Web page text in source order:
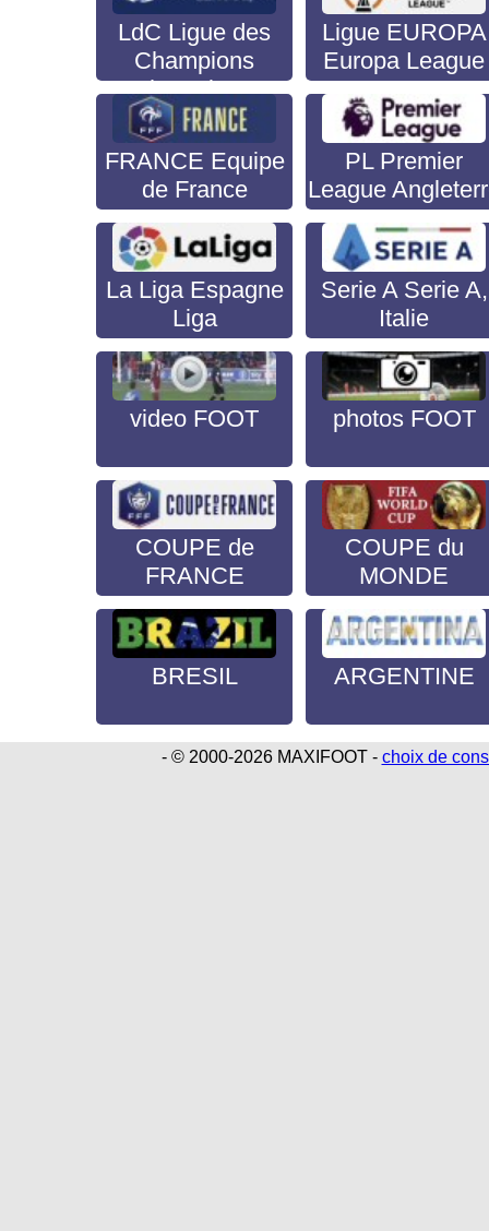
LdC Ligue des
Champions
Champion's
League
Ligue EUROPA
Europa League
FRANCE Equipe
de France
PL Premier
League
La Liga Espagne
Liga
Serie A Serie A,
Italie
video FOOT photos FOOT
COUPE de
FRANCE
COUPE du
MONDE
BRESIL ARGENTINE
- © 2000-2026 MAXIFOOT - choix de